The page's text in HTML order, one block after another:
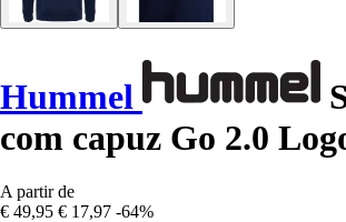
Hummel
com capuz Go 2.0
A partir de
€ 49,95 € 17,97 -64%